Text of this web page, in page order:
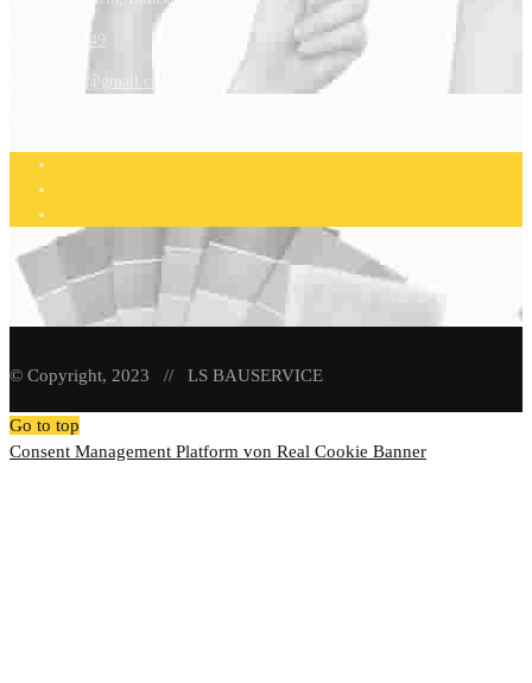
0173 5714849
lschlinke87@gmail.com
© Copyright, 2023 // LS BAUSERVICE
Go to top
Consent Management Platform von Real Cookie Banner